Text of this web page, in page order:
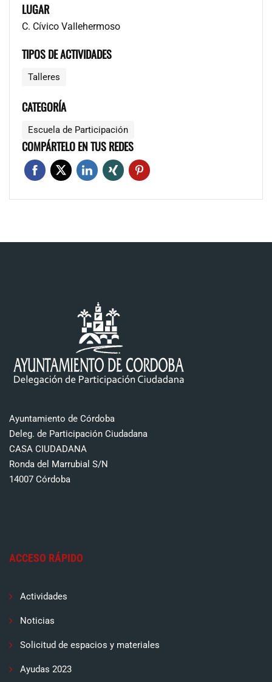
LUGAR
C. Cívico Vallehermoso
TIPOS DE ACTIVIDADES
Talleres
CATEGORÍA
Escuela de Participación
COMPÁRTELO EN TUS REDES
Ayuntamiento de Córdoba
Deleg. de Participación Ciudadana
CASA CIUDADANA
Ronda del Marrubial S/N
14007 Córdoba
ACCESO RÁPIDO
Actividades
Noticias
Solicitud de espacios y materiales
Ayudas 2023